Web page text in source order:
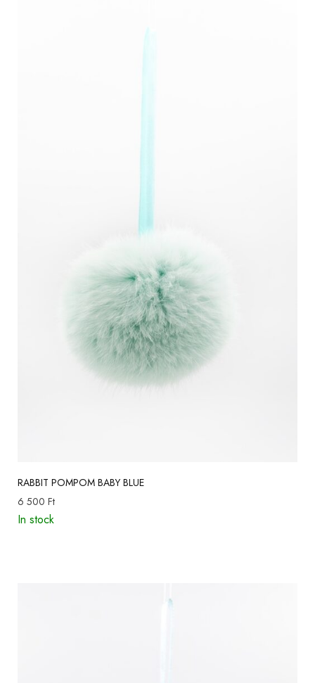
RABBIT POMPOM BABY BLUE
6 500 Ft
In stock